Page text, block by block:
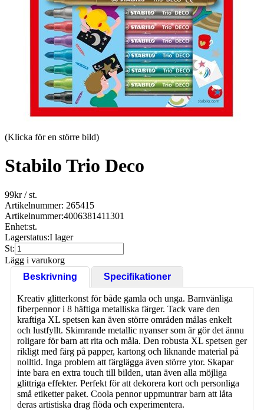
(Klicka för en större bild)
Stabilo Trio Deco
99kr/ st.
Artikelnummer: 265415
Artikelnummer:4006381411301
Enhet:st.
Lagerstatus:I lager
St:
Lägg i varukorg
Beskrivning
Specifikationer
Kreativ glitterkonst för både gamla och unga. Barnvänliga
fiberpennor i 8 häftiga metalliska färger. Tack vare den
kraftiga XL spetsen kan även större områden målas enkelt
och lustfyllt. Skimrande metallic nyanser som är gör det ännu
roligare för barn att rita och måla. Den robusta XL spetsen ger
rikligt med färg på papper, kartong och liknande material på
nolltid. Inga problem att färglägga även större ytor. Skapar
inte bara en extra touch till bilden, utan även alla möjliga
glittriga effekter. Perfekt för att dekorera kort och personliga
små etiketter paket. Coola pennor uppmuntrar barn att låta
deras artistiska drag flöda och experimentera.